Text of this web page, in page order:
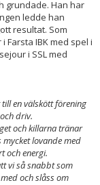
grundade. Han har
ledde han
resultat. Som
IBK med spel i
i SSL med
en välskött förening
driv.
och killarna tränar
lovande med
och energi.
vi så snabbt som
och slåss om